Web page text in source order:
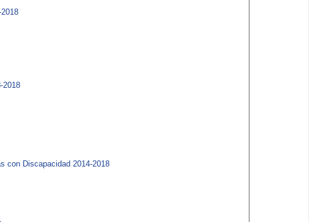
2018​
con Discapacidad 2014-2018​